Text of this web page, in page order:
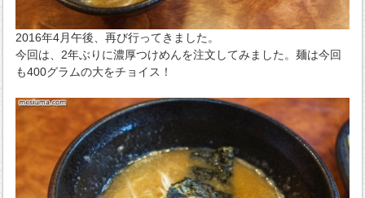
2016年4月午後、再び行ってきました。
今回は、2年ぶりに濃厚つけめんを注文してみました。麺は今回
も400グラムの大をチョイス！